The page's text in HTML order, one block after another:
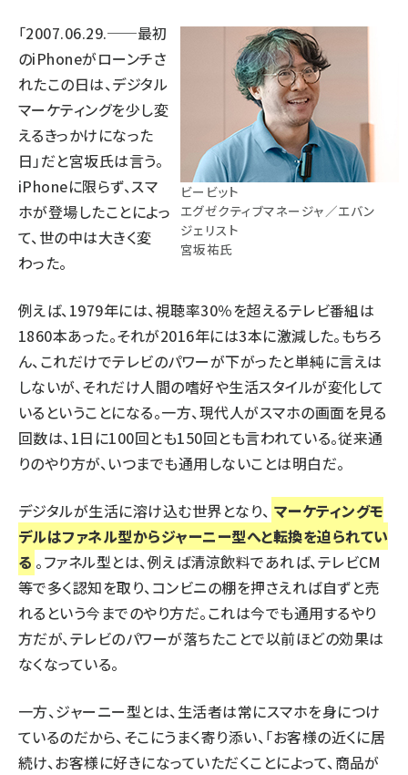
ビービット
エグゼクティブマネージャ／エバン
ジェリスト
宮坂祐氏
「2007.06.29.──最初
のiPhoneがローンチさ
れたこの日は、デジタル
マーケティングを少し変
えるきっかけになった
日」だと宮坂氏は言う。
iPhoneに限らず、スマ
ホが登場したことによっ
て、世の中は大きく変
わった。
例えば、1979年には、視聴率30％を超えるテレビ番組は
1860本あった。それが2016年には3本に激減した。もちろ
ん、これだけでテレビのパワーが下がったと単純に言えは
しないが、それだけ人間の嗜好や生活スタイルが変化して
いるということになる。一方、現代人がスマホの画面を見る
回数は、1日に100回とも150回とも言われている。従来通
りのやり方が、いつまでも通用しないことは明白だ。
デジタルが生活に溶け込む世界となり、 マーケティングモ
デルはファネル型からジャーニー型へと転換を迫られてい
る 。ファネル型とは、例えば清涼飲料であれば、テレビCM
等で多く認知を取り、コンビニの棚を押さえれば自ずと売
れるという今までのやり方だ。これは今でも通用するやり
方だが、テレビのパワーが落ちたことで以前ほどの効果は
なくなっている。
一方、ジャーニー型とは、生活者は常にスマホを身につけ
ているのだから、そこにうまく寄り添い、「お客様の近くに居
続け、お客様に好きになっていただくことによって、商品が